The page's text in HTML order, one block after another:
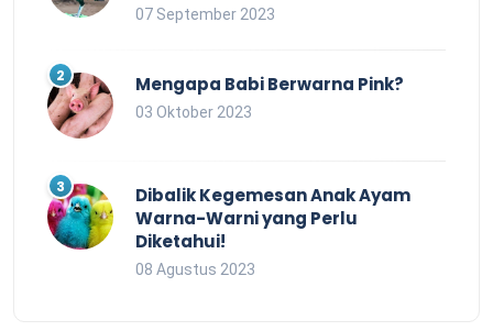
07 September 2023
Mengapa Babi Berwarna Pink?
03 Oktober 2023
Dibalik Kegemesan Anak Ayam
Warna-Warni yang Perlu
Diketahui!
08 Agustus 2023